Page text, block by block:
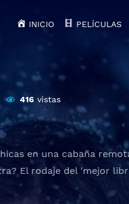
INICIO PELÍCULAS
416 vistas
en una cabaña
El rodaje del 'mejor